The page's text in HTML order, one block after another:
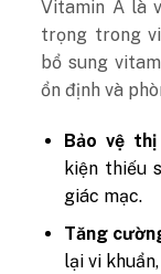
Vitamin A là
trọng trong
bổ sung
ổn định và
Bảo vệ
kiện thiếu
giác mạc.
Tăng
lại vi